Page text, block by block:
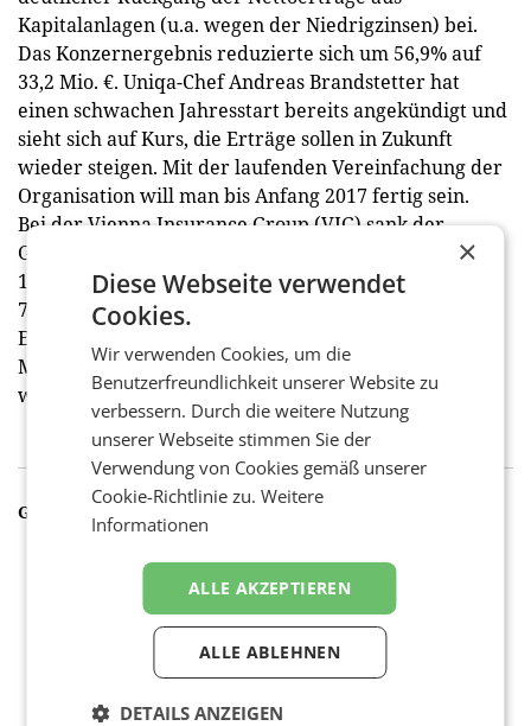
Kapitalanlagen (u.a. wegen der Niedrigzinsen) bei.
Das Konzernergebnis reduzierte sich um 56,9% auf
33,2 Mio. €. Uniqa-Chef Andreas Brandstetter hat
einen schwachen Jahresstart bereits angekündigt und
sieht sich auf Kurs, die Erträge sollen in Zukunft
wieder steigen. Mit der laufenden Vereinfachung der
Organisation will man bis Anfang 2017 fertig sein.
Bei der Vienna Insurance Group (VIG) sank der
Gewinn vor Steuern im 1. Quartal 2016 um 22,5% auf
101,5 Mio. €, das Konzernergebnis gab um 21,5% auf
77,6 Mio. € nach. Im Gesamtjahr will VIG-Chefin ­
Elisabeth Stadler das EGT allerdings auf bis zu 400
Mio. € verdoppeln; an diesem Plan hält die VIG
weiterhin fest.
GALERIE
×
Diese Webseite verwendet
Cookies.
Wir verwenden Cookies, um die
Benutzerfreundlichkeit unserer Website zu
verbessern. Durch die weitere Nutzung
unserer Webseite stimmen Sie der
Verwendung von Cookies gemäß unserer
Cookie-Richtlinie zu.Weitere
Informationen
ALLE AKZEPTIEREN
ALLE ABLEHNEN
DETAILS ANZEIGEN